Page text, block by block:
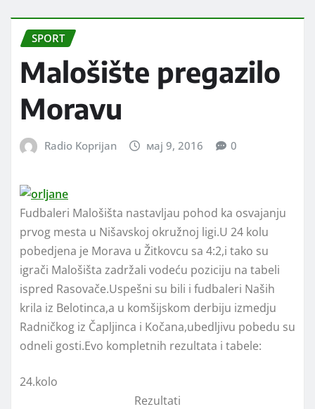
SPORT
Malošište pregazilo
Moravu
Radio Koprijan мај 9, 2016 0
Fudbaleri Malošišta nastavljau pohod ka osvajanju
prvog mesta u Nišavskoj okružnoj ligi.U 24 kolu
pobedjena je Morava u Žitkovcu sa 4:2,i tako su
igrači Malošišta zadržali vodeću poziciju na tabeli
ispred Rasovače.Uspešni su bili i fudbaleri Naših
krila iz Belotinca,a u komšijskom derbiju izmedju
Radničkog iz Čapljinca i Kočana,ubedljivu pobedu su
odneli gosti.Evo kompletnih rezultata i tabele:
24.kolo
Rezultati